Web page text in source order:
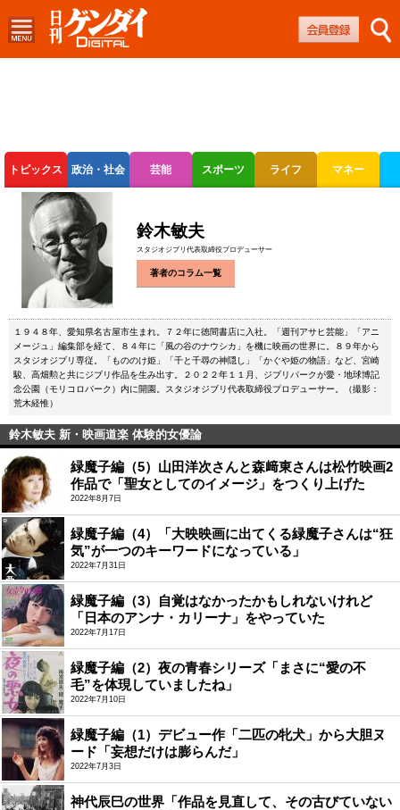
トピックス 政治・社会 芸能 スポーツ ライフ マネー
ボートレース
鈴木敏夫
スタジオジブリ代表取締役プロデューサー
著者のコラム一覧
１９４８年、愛知県名古屋市生まれ。７２年に徳間書店に入社。「週刊アサヒ芸能」「アニ
メージュ」編集部を経て、８４年に「風の谷のナウシカ」を機に映画の世界に。８９年から
スタジオジブリ専従。「もののけ姫」「千と千尋の神隠し」「かぐや姫の物語」など、宮崎
駿、高畑勲と共にジブリ作品を生み出す。２０２２年１１月、ジブリパークが愛・地球博記
念公園（モリコロパーク）内に開園。スタジオジブリ代表取締役プロデューサー。（撮影：
荒木経惟）
鈴木敏夫 新・映画道楽 体験的女優論
緑魔子編（5）山田洋次さんと森﨑東さんは松竹映画2
作品で「聖女としてのイメージ」をつくり上げた
2022年8月7日
緑魔子編（4）「大映映画に出てくる緑魔子さんは“狂
気”が一つのキーワードになっている」
2022年7月31日
緑魔子編（3）自覚はなかったかもしれないけれど
「日本のアンナ・カリーナ」をやっていた
2022年7月17日
緑魔子編（2）夜の青春シリーズ「まさに“愛の不
毛”を体現していましたね」
2022年7月10日
緑魔子編（1）デビュー作「二匹の牝犬」から大胆ヌ
ード「妄想だけは膨らんだ」
2022年7月3日
神代辰巳の世界「作品を見直して、その古びていない